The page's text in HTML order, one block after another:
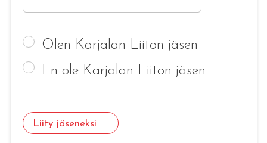
Olen Karjalan Liiton jäsen
En ole Karjalan Liiton jäsen
Liity jäseneksi